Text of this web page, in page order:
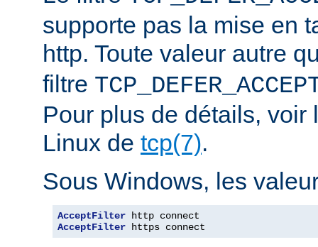
supporte pas la mise en
http. Toute valeur autre
filtre
Pour plus de détails, voir
Linux de tcp(7).
Sous Windows, les
AcceptFilter
AcceptFilter https connect